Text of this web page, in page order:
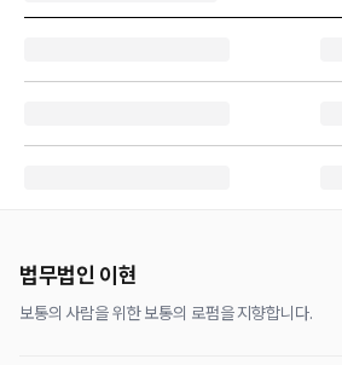
법무법인 이현
보통의 사람을 위한 보통의 로펌을 지향합니다.